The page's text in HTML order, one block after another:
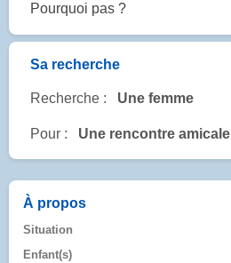
Pourquoi pas ?
Sa recherche
Recherche : Une femme
Pour : Une rencontre amicale
À propos
Situation
Enfant(s)